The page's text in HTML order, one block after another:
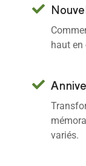
haut en
variés.